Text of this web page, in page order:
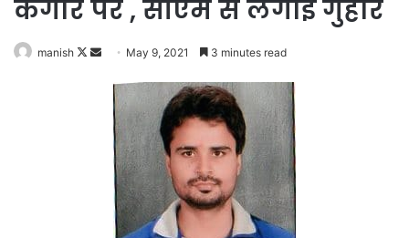
कगार पर , सीएम से लगाई गुहार
manish
Follow
Send
email
May 9, 2021 3 minutes read